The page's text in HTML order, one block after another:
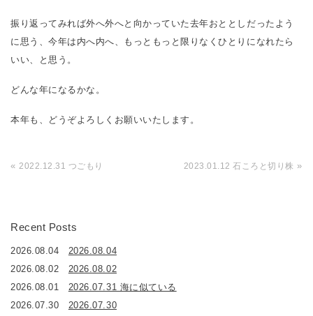
振り返ってみれば外へ外へと向かっていた去年おととしだったよう
に思う、今年は内へ内へ、もっともっと限りなくひとりになれたら
いい、と思う。
どんな年になるかな。
本年も、どうぞよろしくお願いいたします。
«2022.12.31 つごもり 2023.01.12 石ころと切り株 »
Recent Posts
2026.08.04
2026.08.04
2026.08.02
2026.08.02
2026.08.01
2026.07.31 海に似ている
2026.07.30
2026.07.30